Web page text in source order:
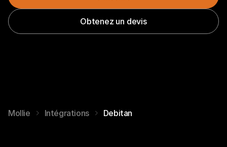
Obtenez un devis
Mollie Intégrations Debitan